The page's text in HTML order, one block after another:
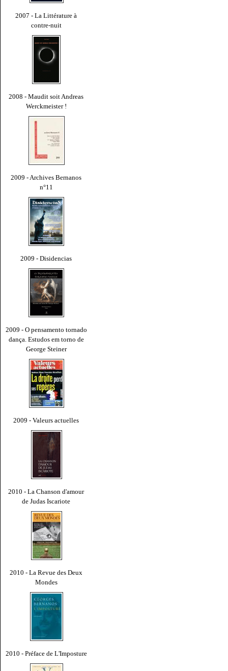
2007 - La Littérature à
contre-nuit
2008 - Maudit soit Andreas
Werckmeister !
2009 - Archives Bernanos
n°11
2009 - Disidencias
2009 - O pensamento tornado
dança. Estudos em torno de
George Steiner
2009 - Valeurs actuelles
2010 - La Chanson d'amour
de Judas Iscariote
2010 - La Revue des Deux
Mondes
2010 - Préface de L'Imposture